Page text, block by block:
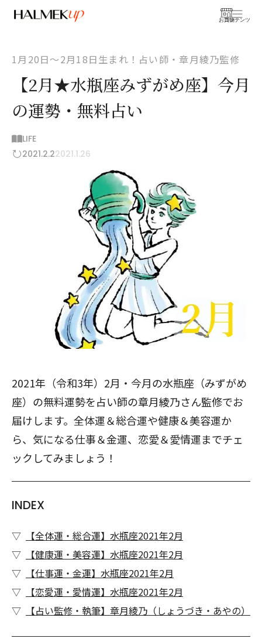
お買物
コンテンツ
1月20日〜2月18日生まれ！占い師・章月綾乃監修
【2月★水瓶座みずがめ座】今月
の運勢・無料占い
LIFE
2021.2.22021.1.26
2021年（令和3年）2月・今月の水瓶座（みずがめ
座）の無料運勢を占い師の章月綾乃さん監修でお
届けします。全体運＆総合運や健康＆美容運か
ら、気になる仕事＆金運、恋愛＆愛情運までチェ
ックしてみましょう！
INDEX
【全体運・総合運】水瓶座2021年2月
【健康運・美容運】水瓶座2021年2月
【仕事運・金運】水瓶座2021年2月
【恋愛運・愛情運】水瓶座2021年2月
【占い監修・執筆】章月綾乃（しょうづき・あやの）